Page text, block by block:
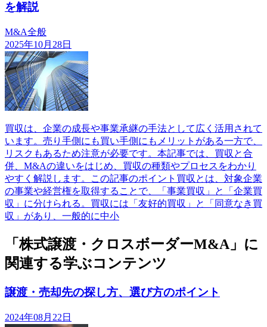
を解説
M&A全般
2025年10月28日
買収は、企業の成長や事業承継の手法として広く活用されて
います。売り手側にも買い手側にもメリットがある一方で、
リスクもあるため注意が必要です。本記事では、買収と合
併、M&Aの違いをはじめ、買収の種類やプロセスをわかり
やすく解説します。この記事のポイント買収とは、対象企業
の事業や経営権を取得することで、「事業買収」と「企業買
収」に分けられる。買収には「友好的買収」と「同意なき買
収」があり、一般的に中小
「株式譲渡・クロスボーダーM&A」に
関連する学ぶコンテンツ
譲渡・売却先の探し方、選び方のポイント
2024年08月22日